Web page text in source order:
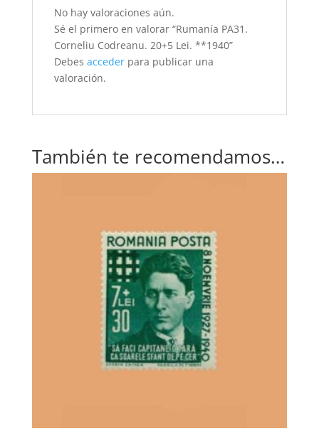
No hay valoraciones aún.
Sé el primero en valorar “Rumanía PA31.
Corneliu Codreanu. 20+5 Lei. **1940”
Debes accederpara publicar una
valoración.
También te recomendamos…